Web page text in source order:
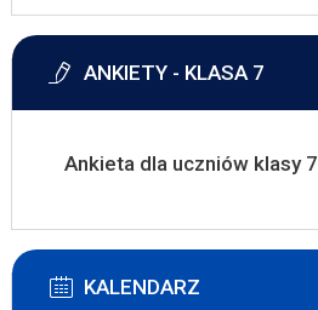
ANKIETY - KLASA 7
Ankieta dla uczniów klasy 7
KALENDARZ